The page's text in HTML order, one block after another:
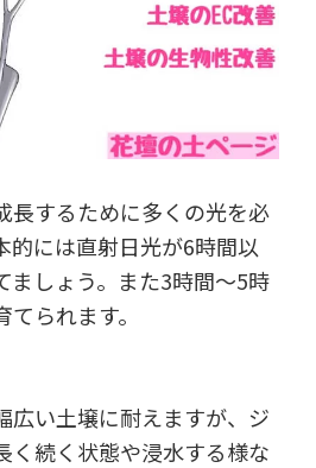
長するために多くの光を必
的には直射日光が6時間以
ましょう。また3時間～5時
られます。
広い土壌に耐えますが、ジ
く続く状態や浸水する様な